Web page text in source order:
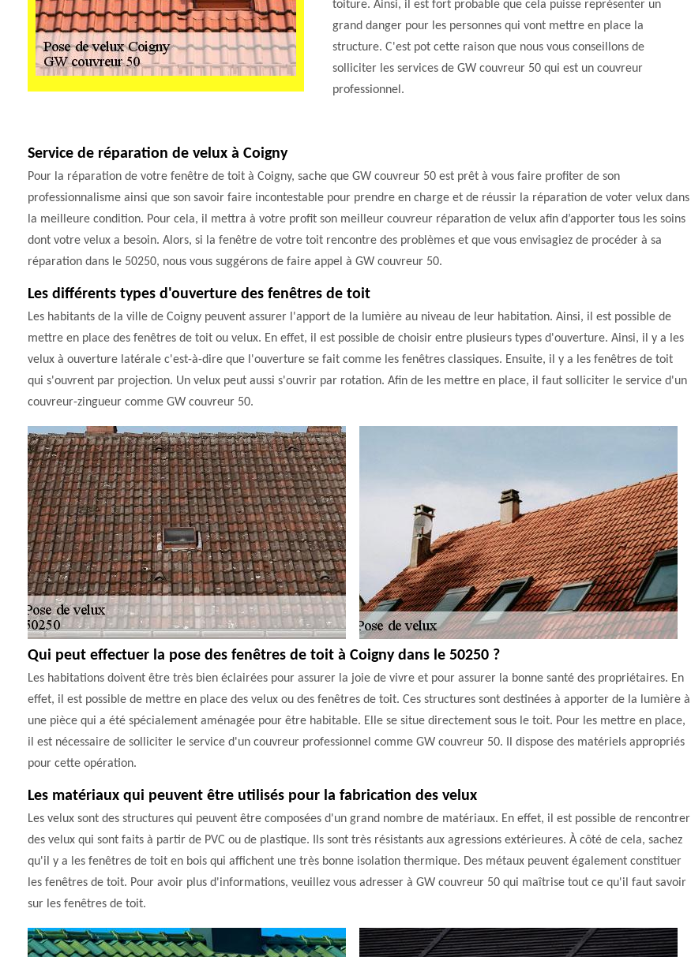
toiture. Ainsi, il est fort probable que cela puisse représenter un
grand danger pour les personnes qui vont mettre en place la
structure. C'est pot cette raison que nous vous conseillons de
solliciter les services de GW couvreur 50 qui est un couvreur
professionnel.
Service de réparation de velux à Coigny
Pour la réparation de votre fenêtre de toit à Coigny, sache que GW couvreur 50 est prêt à vous faire profiter de son
professionnalisme ainsi que son savoir faire incontestable pour prendre en charge et de réussir la réparation de voter velux dans
la meilleure condition. Pour cela, il mettra à votre profit son meilleur couvreur réparation de velux afin d’apporter tous les soins
dont votre velux a besoin. Alors, si la fenêtre de votre toit rencontre des problèmes et que vous envisagiez de procéder à sa
réparation dans le 50250, nous vous suggérons de faire appel à GW couvreur 50.
Les différents types d'ouverture des fenêtres de toit
Les habitants de la ville de Coigny peuvent assurer l'apport de la lumière au niveau de leur habitation. Ainsi, il est possible de
mettre en place des fenêtres de toit ou velux. En effet, il est possible de choisir entre plusieurs types d'ouverture. Ainsi, il y a les
velux à ouverture latérale c'est-à-dire que l'ouverture se fait comme les fenêtres classiques. Ensuite, il y a les fenêtres de toit
qui s'ouvrent par projection. Un velux peut aussi s'ouvrir par rotation. Afin de les mettre en place, il faut solliciter le service d'un
couvreur-zingueur comme GW couvreur 50.
Qui peut effectuer la pose des fenêtres de toit à Coigny dans le 50250 ?
Les habitations doivent être très bien éclairées pour assurer la joie de vivre et pour assurer la bonne santé des propriétaires. En
effet, il est possible de mettre en place des velux ou des fenêtres de toit. Ces structures sont destinées à apporter de la lumière à
une pièce qui a été spécialement aménagée pour être habitable. Elle se situe directement sous le toit. Pour les mettre en place,
il est nécessaire de solliciter le service d'un couvreur professionnel comme GW couvreur 50. Il dispose des matériels appropriés
pour cette opération.
Les matériaux qui peuvent être utilisés pour la fabrication des velux
Les velux sont des structures qui peuvent être composées d'un grand nombre de matériaux. En effet, il est possible de rencontrer
des velux qui sont faits à partir de PVC ou de plastique. Ils sont très résistants aux agressions extérieures. À côté de cela, sachez
qu'il y a les fenêtres de toit en bois qui affichent une très bonne isolation thermique. Des métaux peuvent également constituer
les fenêtres de toit. Pour avoir plus d'informations, veuillez vous adresser à GW couvreur 50 qui maîtrise tout ce qu'il faut savoir
sur les fenêtres de toit.